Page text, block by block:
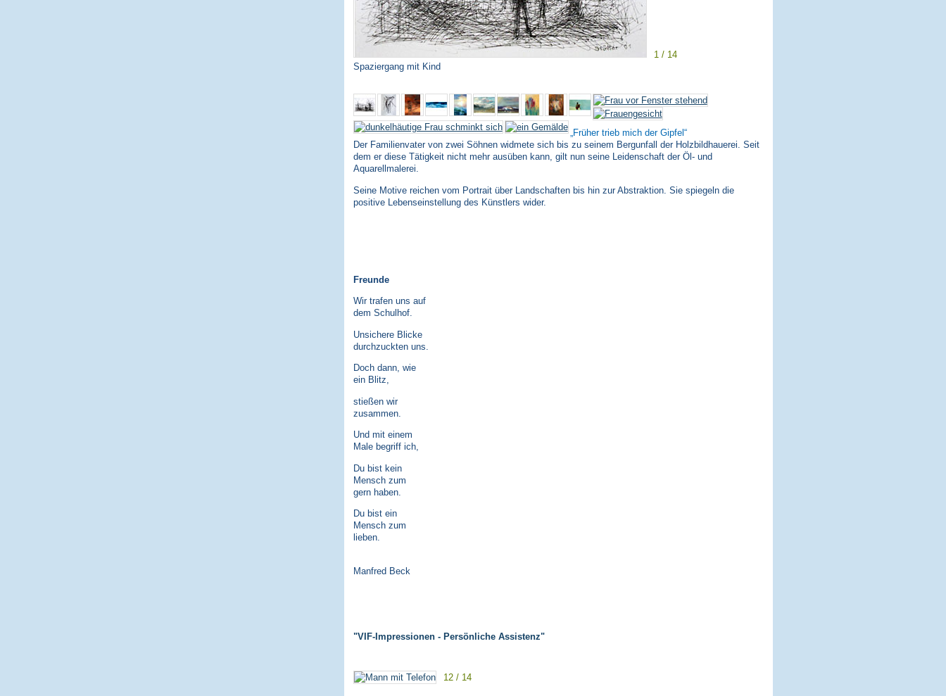
1 / 14
Spaziergang mit Kind
Früher trieb mich der Gipfel
Der Familienvater von zwei Söhnen widmete sich bis zu seinem Bergunfall der Holzbildhauerei. Seit
dem er diese Tätigkeit nicht mehr ausüben kann, gilt nun seine Leidenschaft der Öl- und
Aquarellmalerei.
Seine Motive reichen vom Portrait über Landschaften bis hin zur Abstraktion. Sie spiegeln die
positive Lebenseinstellung des Künstlers wider.
Freunde
Wir trafen uns auf
dem Schulhof.
Unsichere Blicke
durchzuckten uns.
Doch dann, wie
ein Blitz,
stießen wir
zusammen.
Und mit einem
Male begriff ich,
Du bist kein
Mensch zum
gern haben.
Du bist ein
Mensch zum
lieben.
Manfred Beck
"VIF-Impressionen - Persönliche Assistenz"
12 / 14